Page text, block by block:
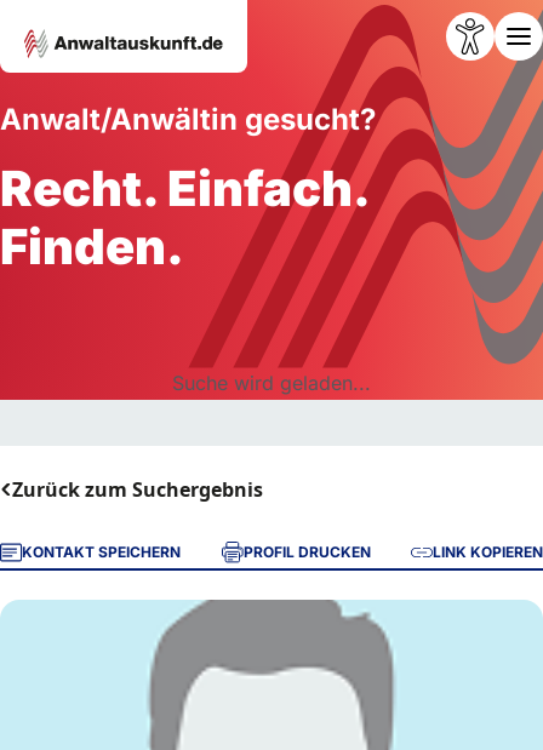
Anwalt/Anwältin gesucht?
Recht. Einfach.
Finden.
Suche wird geladen...
Zurück zum Suchergebnis
KONTAKT SPEICHERN PROFIL DRUCKEN LINK KOPIEREN